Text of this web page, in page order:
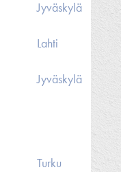
Jyväskylä
Lahti
Jyväskylä
Turku